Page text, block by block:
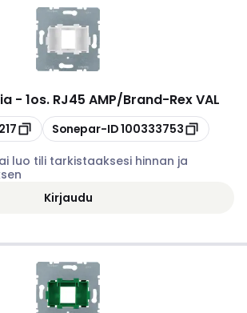
- 1os. RJ45 AMP/Brand-Rex VAL
Kopioi
Sonepar-ID100333753
luo tili tarkistaaksesi hinnan ja
Kirjaudu